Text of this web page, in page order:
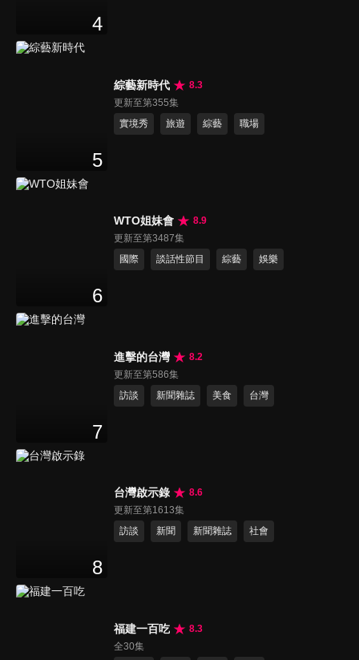
4
5
綜藝新時代
8.3
更新至第355集
實境秀
旅遊 綜藝 職場
6
WTO姐妹會
8.9
更新至第3487集
國際
談話性節目 綜藝 娛樂
7
進擊的台灣
8.2
更新至第586集
訪談
新聞雜誌 美食 台灣
8
台灣啟示錄
8.6
更新至第1613集
訪談
新聞 新聞雜誌 社會
福建一百吃
8.3
全30集